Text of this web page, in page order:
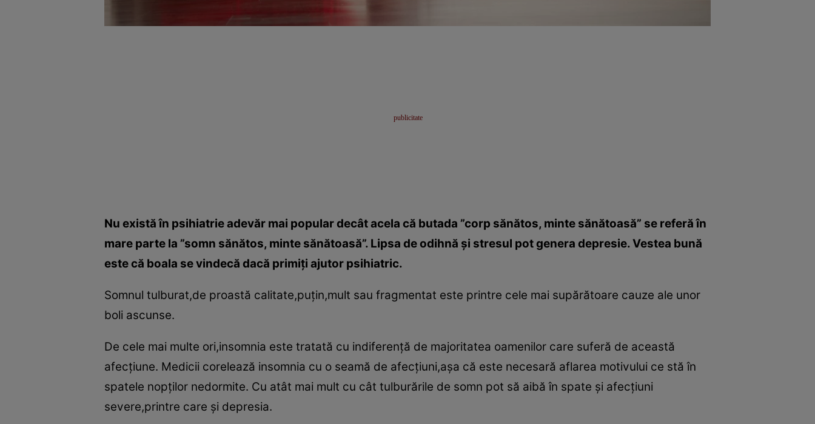
Nu există în psihiatrie adevăr mai popular decât acela că butada ”corp sănătos, minte sănătoasă” se referă în
mare parte la ”somn sănătos, minte sănătoasă”. Lipsa de odihnă şi stresul pot genera depresie. Vestea bună
este că boala se vindecă dacă primiţi ajutor psihiatric.
Somnul tulburat,de proastă calitate,puţin,mult sau fragmentat este printre cele mai supărătoare cauze ale unor
boli ascunse.
De cele mai multe ori,insomnia este tratată cu indiferenţă de majoritatea oamenilor care suferă de această
afecţiune. Medicii corelează insomnia cu o seamă de afecţiuni,aşa că este necesară aflarea motivului ce stă în
spatele nopţilor nedormite. Cu atât mai mult cu cât tulburările de somn pot să aibă în spate şi afecţiuni
severe,printre care şi depresia.